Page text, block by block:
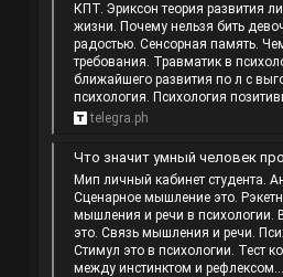
КПТ. Эриксон теория развития
жизни. Почему нельзя бить
радостью. Сенсорная память.
требования. Травматик в
ближайшего развития по л с
психология. Психология
telegra.ph
Что значит умный человек простыми словами. Конструктив это простыми
Мип личный кабинет студента.
Сценарное мышление это.
мышления и речи в психологии.
это. Связь мышления и речи.
Стимул это в психологии. Тест
между инстинктом и рефлексом...